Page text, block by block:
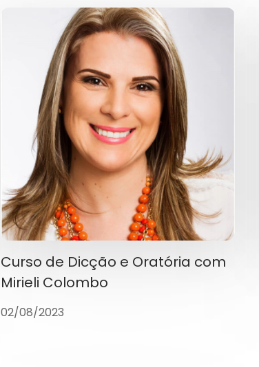
Curso de Dicção e Oratória com
Mirieli Colombo
02/08/2023